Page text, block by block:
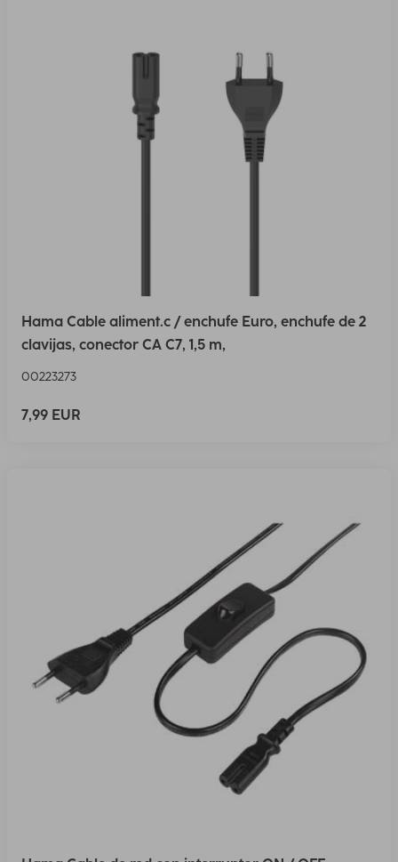
Hama Cable aliment.c / enchufe Euro, enchufe de 2
clavijas, conector CA C7, 1,5 m,
00223273
7,99 EUR